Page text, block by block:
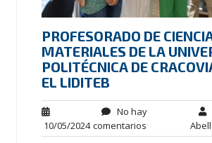
PROFESORADO DE
MATERIALES DE LA
POLITÉCNICA DE
EL LIDITEB
10/05/2024
No hay
comentarios